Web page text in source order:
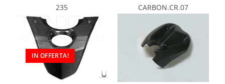
235
IN OFFERTA!
CARBON.CR.07